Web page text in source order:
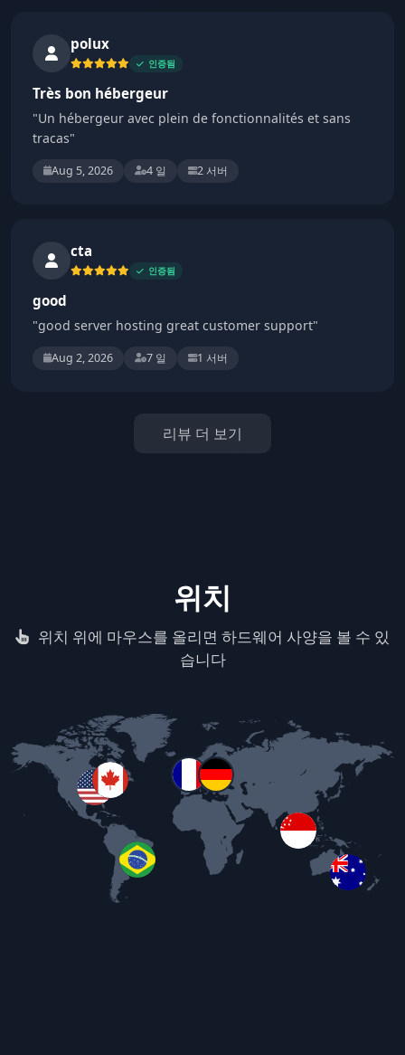
polux
인증됨
Très bon hébergeur
"Un hébergeur avec plein de fonctionnalités et sans
tracas"
Aug 5, 2026 4 일 2 서버
cta
인증됨
good
"good server hosting great customer support"
Aug 2, 2026 7 일 1 서버
리뷰 더 보기
위치
위치 위에 마우스를 올리면 하드웨어 사양을 볼 수 있
습니다